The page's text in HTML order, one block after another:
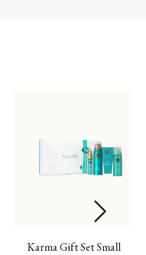
Karma Gift Set Small